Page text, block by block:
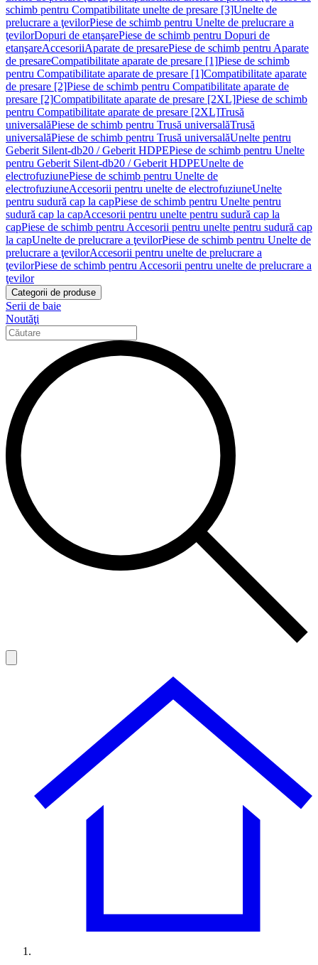
schimb pentru Compatibilitate unelte de presare [3]Unelte de
prelucrare a ţevilorPiese de schimb pentru Unelte de prelucrare a
ţevilorDopuri de etanşarePiese de schimb pentru Dopuri de
etanşareAccesoriiAparate de presarePiese de schimb pentru Aparate
de presareCompatibilitate aparate de presare [1]Piese de schimb
pentru Compatibilitate aparate de presare [1]Compatibilitate aparate
de presare [2]Piese de schimb pentru Compatibilitate aparate de
presare [2]Compatibilitate aparate de presare [2XL]Piese de schimb
pentru Compatibilitate aparate de presare [2XL]Trusă
universalăPiese de schimb pentru Trusă universalăTrusă
universalăPiese de schimb pentru Trusă universalăUnelte pentru
Geberit Silent-db20 / Geberit HDPEPiese de schimb pentru Unelte
pentru Geberit Silent-db20 / Geberit HDPEUnelte de
electrofuziunePiese de schimb pentru Unelte de
electrofuziuneAccesorii pentru unelte de electrofuziuneUnelte
pentru sudură cap la capPiese de schimb pentru Unelte pentru
sudură cap la capAccesorii pentru unelte pentru sudură cap la
capPiese de schimb pentru Accesorii pentru unelte pentru sudură cap
la capUnelte de prelucrare a ţevilorPiese de schimb pentru Unelte de
prelucrare a ţevilorAccesorii pentru unelte de prelucrare a
ţevilorPiese de schimb pentru Accesorii pentru unelte de prelucrare a
ţevilor
Categorii de produse
Serii de baie
Noutăţi